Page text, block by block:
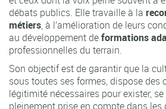
débats publics. Elle travaille à la
métiers, à l’amélioration de leurs
au développement deformations
professionnelles du terrain.
Son objectif est de garantir que la
sous toutes ses formes, dispose des
légitimité nécessaires pour exister,
pleinement prise en compte dans